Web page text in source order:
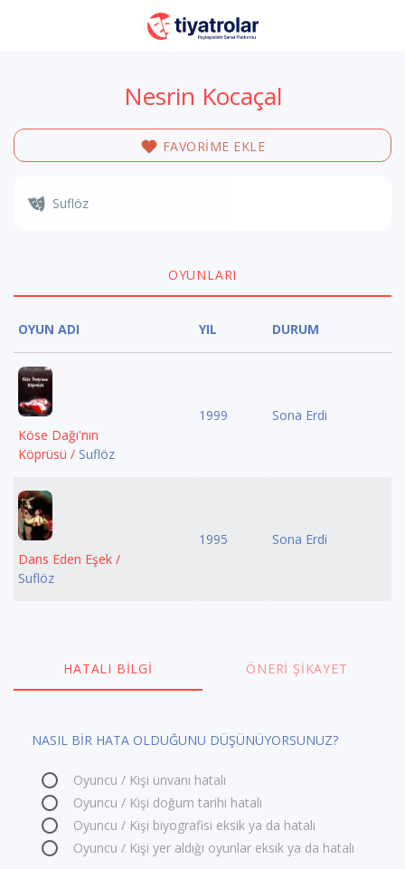
Nesrin Kocaçal
FAVORİME EKLE
Suflöz
OYUNLARI
OYUN ADI YIL DURUM
Köse Dağı'nın
Köprüsü / Suflöz
1999 Sona Erdi
Dans Eden Eşek /
Suflöz
1995 Sona Erdi
HATALI BILGI ÖNERI ŞIKAYET
NASIL BİR HATA OLDUĞUNU DÜŞÜNÜYORSUNUZ?
Oyuncu / Kişi ünvanı hatalı
Oyuncu / Kişi doğum tarihi hatalı
Oyuncu / Kişi biyografisi eksik ya da hatalı
Oyuncu / Kişi yer aldığı oyunlar eksik ya da hatalı